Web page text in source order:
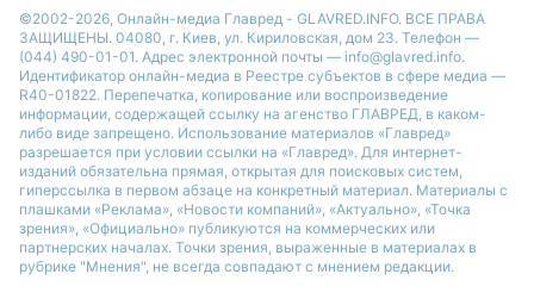
©2002-2026, Онлайн-медиа Главред - GLAVRED.INFO. ВСЕ ПРАВА
ЗАЩИЩЕНЫ. 04080, г. Киев, ул. Кириловская, дом 23. Телефон —
(044) 490-01-01. Адрес электронной почты — info@glavred.info.
Идентификатор онлайн-медиа в Реестре cубъектов в сфере медиа —
R40-01822. Перепечатка, копирование или воспроизведение
информации, содержащей ссылку на агенство ГЛАВРЕД, в каком-
либо виде запрещено. Использование материалов «Главред»
разрешается при условии ссылки на «Главред». Для интернет-
изданий обязательна прямая, открытая для поисковых систем,
гиперссылка в первом абзаце на конкретный материал. Материалы с
плашками «Реклама», «Новости компаний», «Актуально», «Точка
зрения», «Официально» публикуются на коммерческих или
партнерских началах. Точки зрения, выраженные в материалах в
рубрике "Мнения", не всегда совпадают с мнением редакции.